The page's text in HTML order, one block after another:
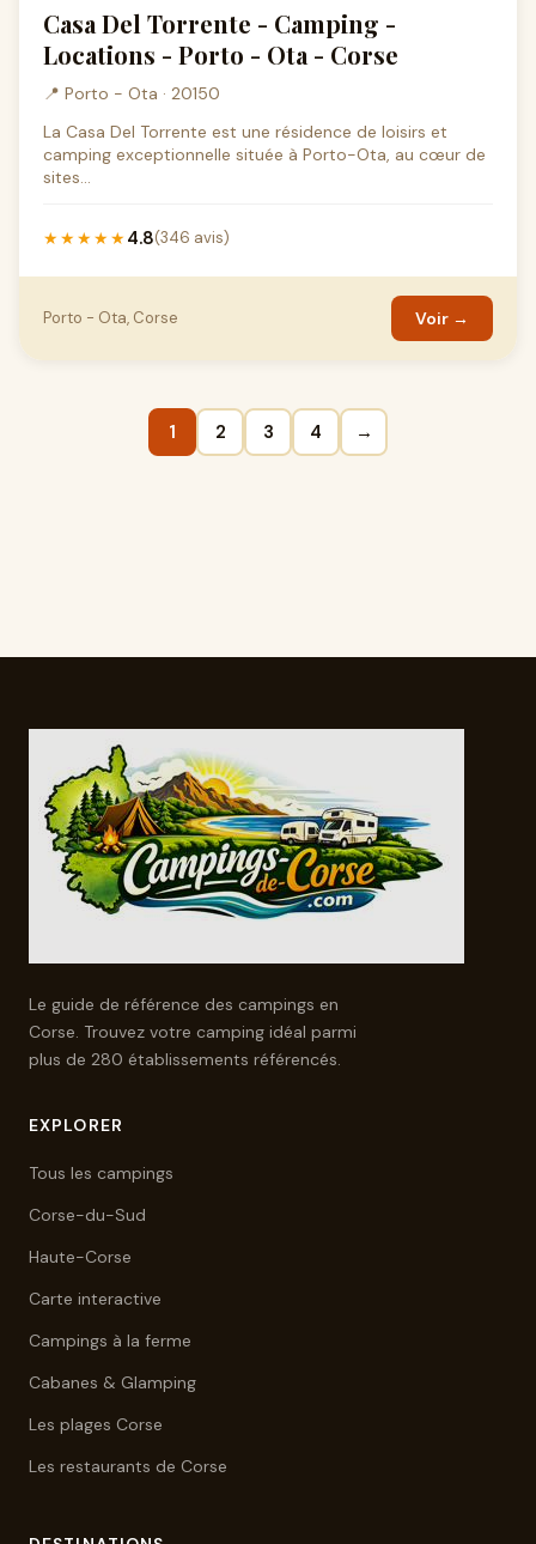
Casa Del Torrente - Camping -
Locations - Porto - Ota - Corse
📍 Porto - Ota · 20150
La Casa Del Torrente est une résidence de loisirs et
camping exceptionnelle située à Porto-Ota, au cœur de
sites...
★★★★★4.8(346 avis)
Porto - Ota, Corse Voir →
1 2 3 4 →
Le guide de référence des campings en
Corse. Trouvez votre camping idéal parmi
plus de 280 établissements référencés.
EXPLORER
Tous les campings
Corse-du-Sud
Haute-Corse
Carte interactive
Campings à la ferme
Cabanes & Glamping
Les plages Corse
Les restaurants de Corse